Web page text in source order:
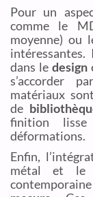
Pour un
comme le
moyenne) ou
dans ledesign
s’accorder
matériaux
de
finition
déformations.
Enfin,
métal et le